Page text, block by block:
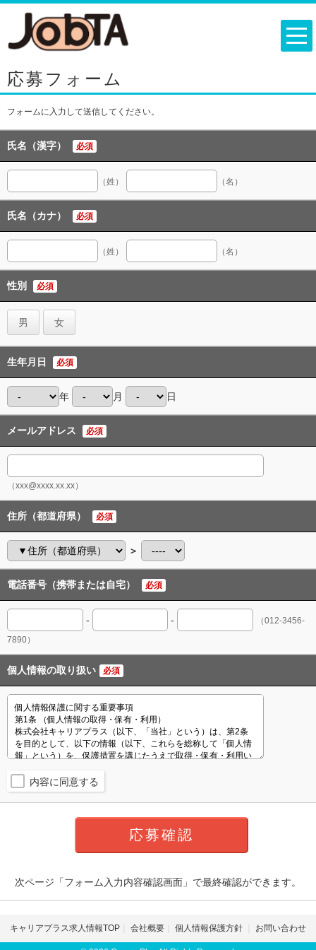
応募フォーム
フォームに入力して送信してください。
氏名（漢字） 必須
（姓） （名）
氏名（カナ） 必須
（姓） （名）
性別 必須
男 女
生年月日 必須
年 月 日
メールアドレス 必須
（xxx@xxxx.xx.xx）
住所（都道府県） 必須
＞
電話番号（携帯または自宅） 必須
- -
（012-3456-
7890）
個人情報の取り扱い 必須
内容に同意する
次ページ「フォーム入力内容確認画面」で最終確認ができます。
キャリアプラス求人情報TOP 会社概要 個人情報保護方針 お問い合わせ